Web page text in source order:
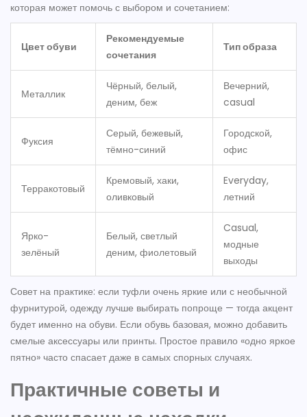
которая может помочь с выбором и сочетанием:
Цвет обуви
Рекомендуемые
сочетания
Тип образа
Металлик
Чёрный, белый,
деним, беж
Вечерний,
casual
Фуксия
Серый, бежевый,
тёмно-синий
Городской,
офис
Терракотовый
Кремовый, хаки,
оливковый
Everyday,
летний
Ярко-
зелёный
Белый, светлый
деним, фиолетовый
Casual,
модные
выходы
Совет на практике: если туфли очень яркие или с необычной
фурнитурой, одежду лучше выбирать попроще — тогда акцент
будет именно на обуви. Если обувь базовая, можно добавить
смелые аксессуары или принты. Простое правило «одно яркое
пятно» часто спасает даже в самых спорных случаях.
Практичные советы и